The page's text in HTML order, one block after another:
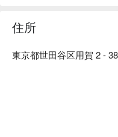
らカウンターで飲むも良
肩肘張らずおくつろぎい
ラインナップ。「 お出汁
住所
東京都世田谷区用賀 2 -